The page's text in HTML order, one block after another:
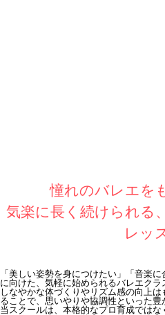
憧れのバレエを
気楽に長く続けられる
レッ
「美しい姿勢を身につけたい」「音楽
に向けた、気軽に始められるバレエクラ
しなやかな体づくりやリズム感の向上
ることで、思いやりや協調性といった豊
当スクールは、本格的なプロ育成では